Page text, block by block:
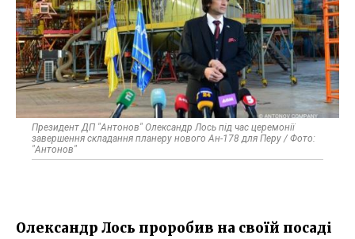
Президент ДП "Антонов" Олександр Лось під час церемонії
завершення складання планеру нового Ан-178 для Перу / Фото:
"Антонов"
Олександр Лось проробив на своїй посаді